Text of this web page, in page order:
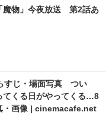
魔物」今夜放送 第2話あ
すじ・場面写真 つい
てくる日がやってくる…8
・画像 | cinemacafe.net